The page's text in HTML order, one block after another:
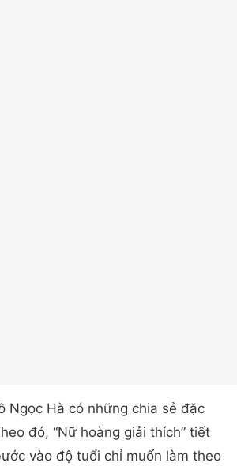
Ngọc Hà có những chia sẻ đặc
đó, “Nữ hoàng giải thích” tiết
vào độ tuổi chỉ muốn làm theo